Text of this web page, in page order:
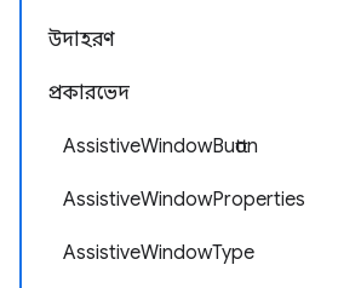
উদাহরণ
প্রকারভেদ
AssistiveWindowButton
AssistiveWindowProperties
AssistiveWindowType